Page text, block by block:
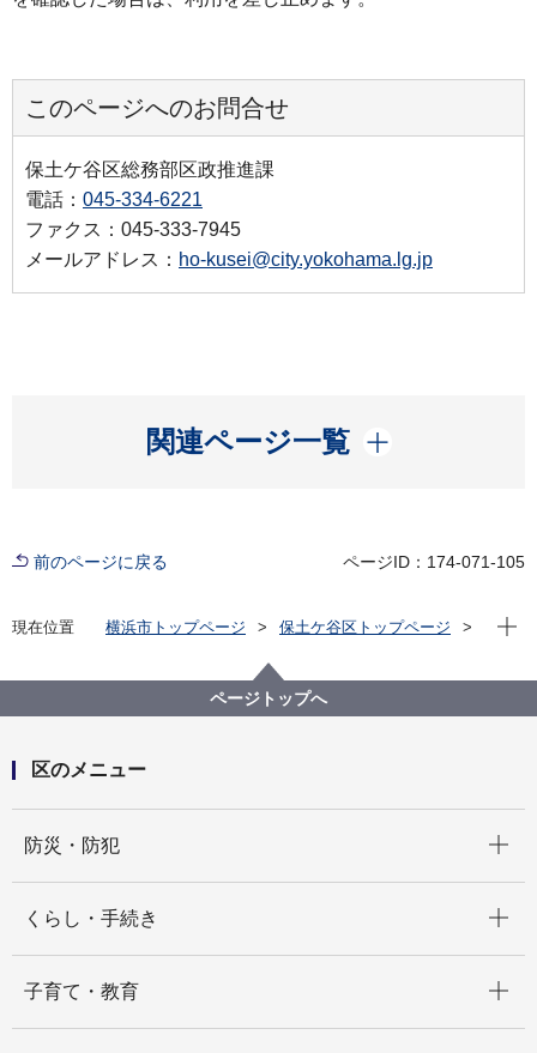
このページへのお問合せ
保土ケ谷区総務部区政推進課
電話： 045-334-6221
ファクス：045-333-7945
メールアドレス： ho-kusei@city.yokohama.lg.jp
関連ページ一覧
開く
前のページに戻る ページID：174-071-105
現在位置 横浜市トップページ
保土ケ谷区トップページ
広報よこはま ほどがや区版
令和4年（2022年）分
2022年12月号
現在
ページトップへ
区のメニュー
防災・防犯
くらし・手続き
子育て・教育